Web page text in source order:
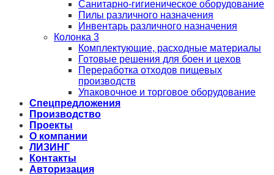
Санитарно-гигиеническое оборудование
Пилы различного назначения
Инвентарь различного назначения
Колонка 3
Комплектующие, расходные материалы
Готовые решения для боен и цехов
Переработка отходов пищевых
производств
Упаковочное и торговое оборудование
Спецпредложения
Производство
Проекты
О компании
ЛИЗИНГ
Контакты
Авторизация